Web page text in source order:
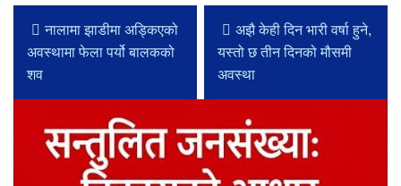
नालामा झाडीमा अड्किएको
अवस्थामा फेला पर्यो बालकको
शव
अझै केही दिन भारी वर्षा हुने,
यस्तो छ तीन दिनको मौसमी
अवस्था